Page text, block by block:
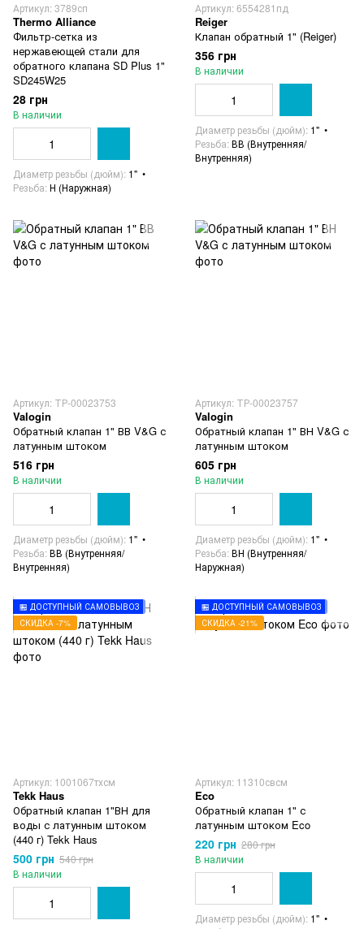
Артикул: 3789сп
Thermo Alliance
Фильтр-сетка из
нержавеющей стали для
обратного клапана SD Plus 1"
SD245W25
28 грн
В наличии
Диаметр резьбы (дюйм) 1"
Резьба Н (Наружная)
Артикул: 6554281пд
Reiger
Клапан обратный 1" (Reiger)
356 грн
В наличии
Диаметр резьбы (дюйм) 1"
Резьба ВВ (Внутренняя/
Внутренняя)
Артикул: ТР-00023753
Valogin
Обратный клапан 1" ВВ V&G с
латунным штоком
516 грн
В наличии
Диаметр резьбы (дюйм) 1"
Резьба ВВ (Внутренняя/
Внутренняя)
Артикул: ТР-00023757
Valogin
Обратный клапан 1" ВН V&G с
латунным штоком
605 грн
В наличии
Диаметр резьбы (дюйм) 1"
Резьба ВН (Внутренняя/
Наружная)
🏪 ДОСТУПНЫЙ САМОВЫВОЗ
СКИДКА -7%
Артикул: 1001067тхсм
Tekk Haus
Обратный клапан 1"ВН для
воды с латунным штоком
(440 г) Tekk Haus
500 грн 540 грн
В наличии
🏪 ДОСТУПНЫЙ САМОВЫВОЗ
СКИДКА -21%
Артикул: 11310свсм
Eco
Обратный клапан 1" с
латунным штоком Eco
220 грн 280 грн
В наличии
Диаметр резьбы (дюйм) 1"